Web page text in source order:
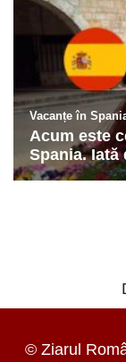
© Ziarul